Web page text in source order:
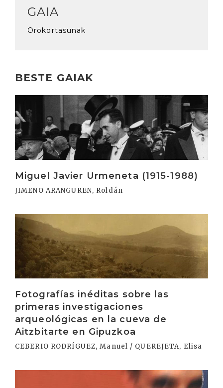
GAIA
Orokortasunak
BESTE GAIAK
Miguel Javier Urmeneta (1915-1988)
JIMENO ARANGUREN, Roldán
Fotografías inéditas sobre las
primeras investigaciones
arqueológicas en la cueva de
Aitzbitarte en Gipuzkoa
CEBERIO RODRÍGUEZ, Manuel / QUEREJETA, Elisa
Irakurri